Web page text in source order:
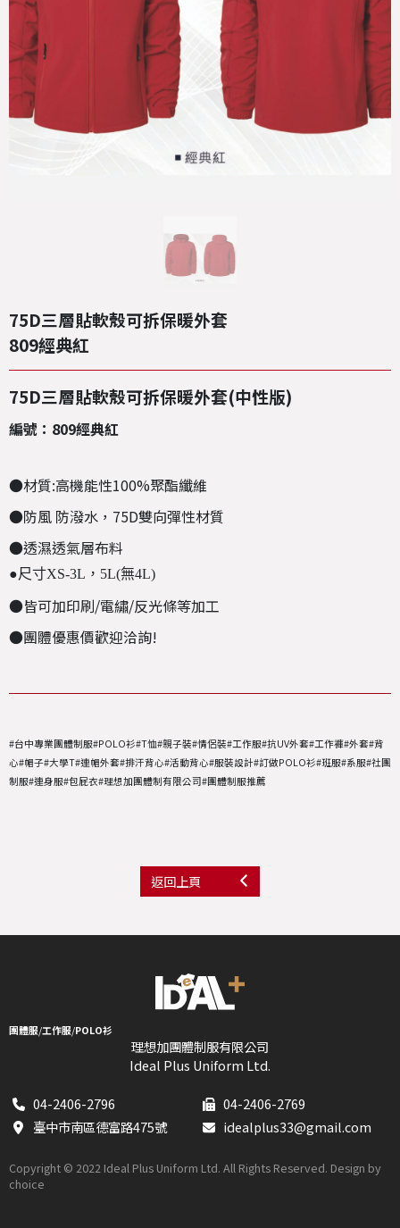
75D三層貼軟殼可拆保暖外套
809經典紅
75D三層貼軟殼可拆保暖外套(中性版)
編號：809經典紅
●材質:高機能性100%聚酯纖維
●防風 防潑水， 75D雙向彈性材質
●透濕透氣層布料
●尺寸XS-3L，5L(無4L)
●皆可加印刷/電繡/反光條等加工
●團體優惠價歡迎洽詢!
#台中專業團體制服#POLO衫#T恤#親子裝#情侶裝#工作服#抗UV外套#工作褲#外套#背
心#帽子#大學T#連帽外套#排汗背心#活動背心#服裝設計#訂做POLO衫#班服#系服#社團
制服#連身服#包屁衣#理想加團體制有限公司#團體制服推薦
返回上頁
團體服/工作服/POLO衫
理想加團體制服有限公司
Ideal Plus Uniform Ltd.
04-2406-2796
04-2406-2769
臺中市南區德富路475號
idealplus33@gmail.com
Copyright © 2022 Ideal Plus Uniform Ltd. All Rights Reserved. Design by
choice